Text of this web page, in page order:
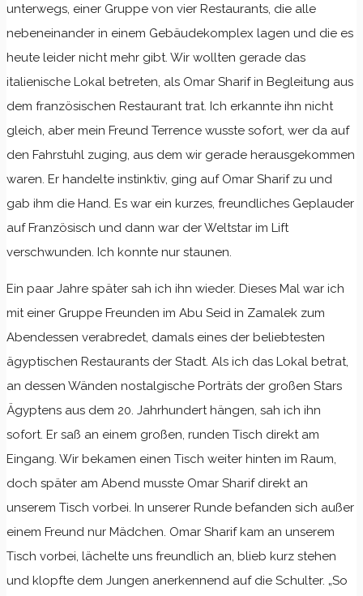
unterwegs, einer Gruppe von vier Restaurants, die alle
nebeneinander in einem Gebäudekomplex lagen und die es
heute leider nicht mehr gibt. Wir wollten gerade das
italienische Lokal betreten, als Omar Sharif in Begleitung aus
dem französischen Restaurant trat. Ich erkannte ihn nicht
gleich, aber mein Freund Terrence wusste sofort, wer da auf
den Fahrstuhl zuging, aus dem wir gerade herausgekommen
waren. Er handelte instinktiv, ging auf Omar Sharif zu und
gab ihm die Hand. Es war ein kurzes, freundliches Geplauder
auf Französisch und dann war der Weltstar im Lift
verschwunden. Ich konnte nur staunen.
Ein paar Jahre später sah ich ihn wieder. Dieses Mal war ich
mit einer Gruppe Freunden im Abu Seid in Zamalek zum
Abendessen verabredet, damals eines der beliebtesten
ägyptischen Restaurants der Stadt. Als ich das Lokal betrat,
an dessen Wänden nostalgische Porträts der großen Stars
Ägyptens aus dem 20. Jahrhundert hängen, sah ich ihn
sofort. Er saß an einem großen, runden Tisch direkt am
Eingang. Wir bekamen einen Tisch weiter hinten im Raum,
doch später am Abend musste Omar Sharif direkt an
unserem Tisch vorbei. In unserer Runde befanden sich außer
einem Freund nur Mädchen. Omar Sharif kam an unserem
Tisch vorbei, lächelte uns freundlich an, blieb kurz stehen
und klopfte dem Jungen anerkennend auf die Schulter. „So